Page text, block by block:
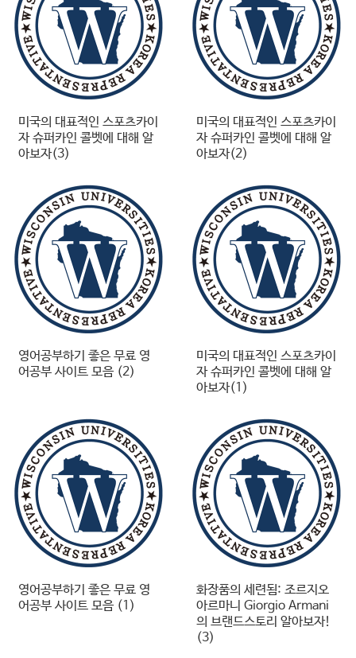
미국의 대표적인 스포츠카이
자 슈퍼카인 콜벳에 대해 알
아보자(3)
미국의 대표적인 스포츠카이
자 슈퍼카인 콜벳에 대해 알
아보자(2)
영어공부하기 좋은 무료 영
어공부 사이트 모음 (2)
미국의 대표적인 스포츠카이
자 슈퍼카인 콜벳에 대해 알
아보자(1)
영어공부하기 좋은 무료 영
어공부 사이트 모음 (1)
화장품의 세련됨: 조르지오
아르마니 Giorgio Armani
의 브랜드스토리 알아보자!
(3)